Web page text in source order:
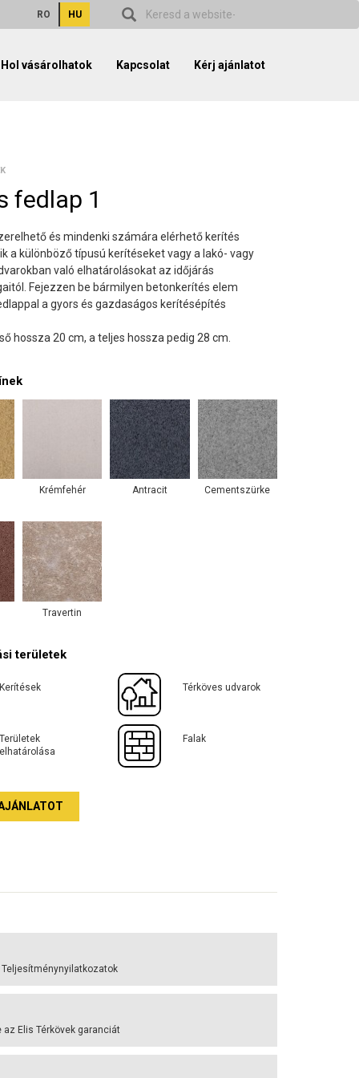
RO HU
Hol vásárolhatok Kapcsolat Kérj ajánlatot
fedlap 1
és mindenki számára elérhető kerítés
a különböző típusú kerítéseket vagy a lakó- vagy
való elhatárolásokat az időjárás
Fejezzen be bármilyen betonkerítés elem
a gyors és gazdaságos kerítésépítés
hossza 20 cm, a teljes hossza pedig 28 cm.
Krémfehér Antracit Cementszürke
Travertin
területek
Kerítések Térköves udvarok
Területek
elhatárolása
Falak
az Elis Térkövek garanciát